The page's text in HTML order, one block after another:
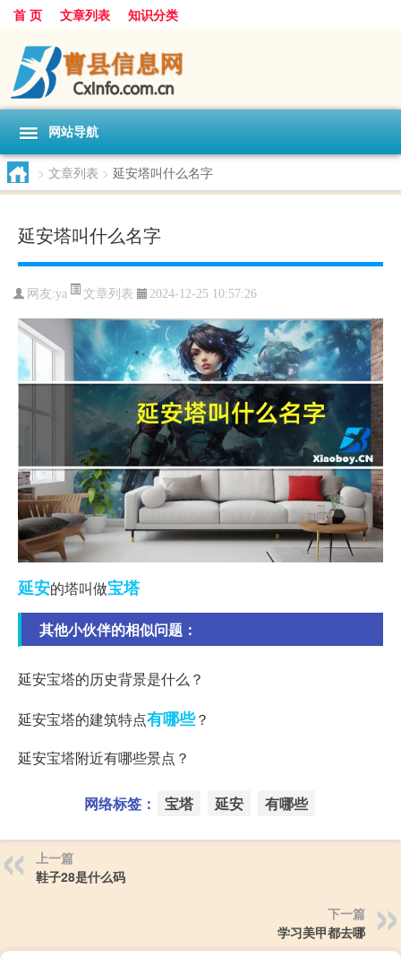
首 页 文章列表 知识分类
网站导航
> 文章列表 > 延安塔叫什么名字
延安塔叫什么名字
网友:ya 文章列表 2024-12-25 10:57:26
延安的塔叫做宝塔
其他小伙伴的相似问题：
延安宝塔的历史背景是什么？
延安宝塔的建筑特点有哪些？
延安宝塔附近有哪些景点？
网络标签： 宝塔 延安 有哪些
上一篇
鞋子28是什么码
下一篇
学习美甲都去哪